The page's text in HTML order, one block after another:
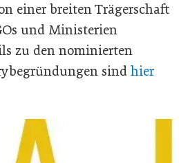
einer breiten Trägerschaft
und Ministerien
zu den nominierten
sind hier